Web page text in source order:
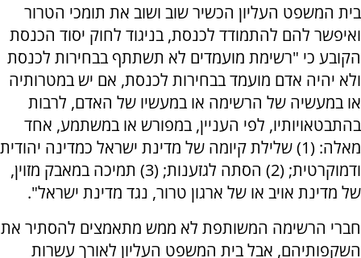
בית המשפט העליון הכשיר שוב ושוב את תומכי הטרור
ואיפשר להם להתמודד לכנסת, בניגוד לחוק יסוד הכנסת
הקובע כי "רשימת מועמדים לא תשתתף בבחירות לכנסת
ולא יהיה אדם מועמד בבחירות לכנסת, אם יש במטרותיה
או במעשיה של הרשימה או במעשיו של האדם, לרבות
בהתבטאויותיו, לפי העניין, במפורש או במשתמע, אחד
מאלה: (1) שלילת קיומה של מדינת ישראל כמדינה יהודית
ודמוקרטית; (2) הסתה לגזענות; (3) תמיכה במאבק מזוין,
של מדינת אויב או של ארגון טרור, נגד מדינת ישראל".
חברי הרשימה המשותפת לא ממש מתאמצים להסתיר את
השקפותיהם, אבל בית המשפט העליון לאורך עשרות